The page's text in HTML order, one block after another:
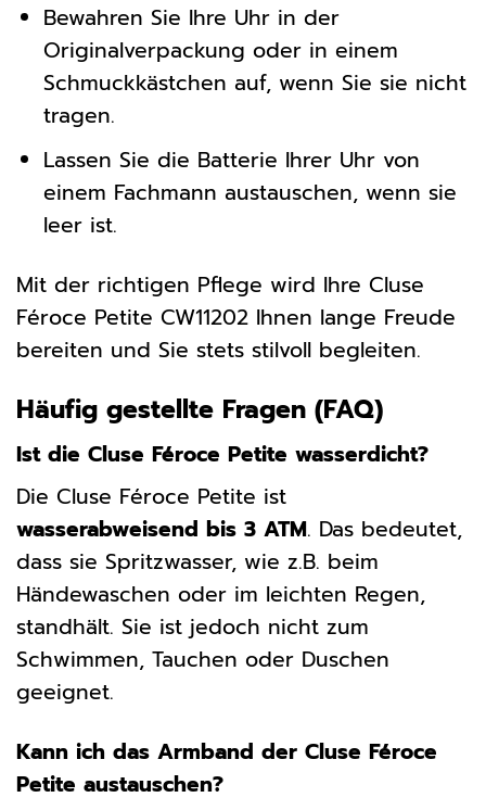
Bewahren Sie Ihre Uhr in der
Originalverpackung oder in einem
Schmuckkästchen auf, wenn Sie sie nicht
tragen.
Lassen Sie die Batterie Ihrer Uhr von
einem Fachmann austauschen, wenn sie
leer ist.
Mit der richtigen Pflege wird Ihre Cluse
Féroce Petite CW11202 Ihnen lange Freude
bereiten und Sie stets stilvoll begleiten.
Häufig gestellte Fragen (FAQ)
Ist die Cluse Féroce Petite wasserdicht?
Die Cluse Féroce Petite ist
wasserabweisend bis 3 ATM. Das bedeutet,
dass sie Spritzwasser, wie z.B. beim
Händewaschen oder im leichten Regen,
standhält. Sie ist jedoch nicht zum
Schwimmen, Tauchen oder Duschen
geeignet.
Kann ich das Armband der Cluse Féroce
Petite austauschen?